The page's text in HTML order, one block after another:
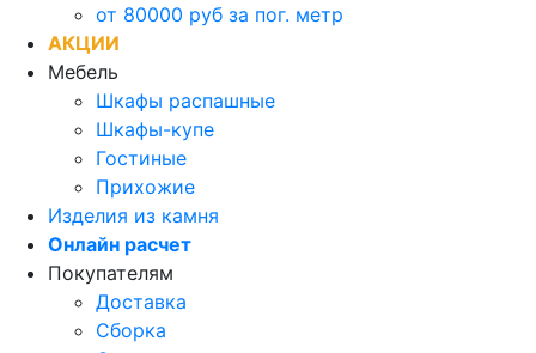
от 80000 руб за пог. метр
АКЦИИ
Мебель
Шкафы распашные
Шкафы-купе
Гостиные
Прихожие
Изделия из камня
Онлайн расчет
Покупателям
Доставка
Сборка